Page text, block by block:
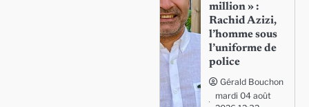
million » :
Rachid Azizi,
l’homme sous
l’uniforme de
police
Gérald Bouchon
mardi 04 août